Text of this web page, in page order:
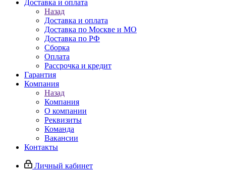
Доставка и оплата
Назад
Доставка и оплата
Доставка по Москве и МО
Доставка по РФ
Сборка
Оплата
Рассрочка и кредит
Гарантия
Компания
Назад
Компания
О компании
Реквизиты
Команда
Вакансии
Контакты
Личный кабинет